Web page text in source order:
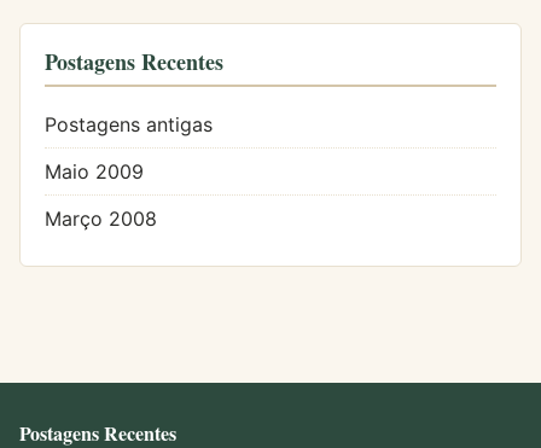
Postagens Recentes
Postagens antigas
Maio 2009
Março 2008
Postagens Recentes